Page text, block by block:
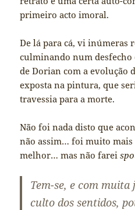
primeiro acto imoral.
De lá para cá, vi inúmeras
culminando num
de Dorian com a evolução
exposta na pintura, que
travessia para a morte.
Não foi nada disto que
não assim… foi muito mais
melhor… mas não farei
Tem-se, e com
culto dos sentidos,